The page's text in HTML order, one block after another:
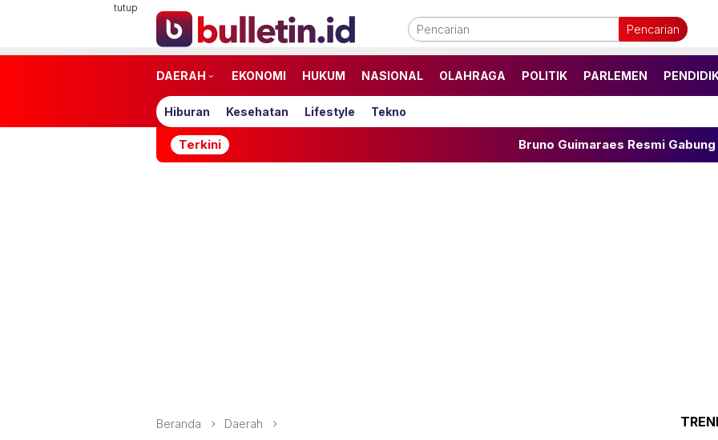
tutup
Pencarian
DAERAH EKONOMI HUKUM NASIONAL OLAHRAGA POLITIK PARLEMEN
Hiburan Kesehatan Lifestyle Tekno
Terkini Bruno Guimaraes Resmi Gabung Arsenal
Beranda Daerah